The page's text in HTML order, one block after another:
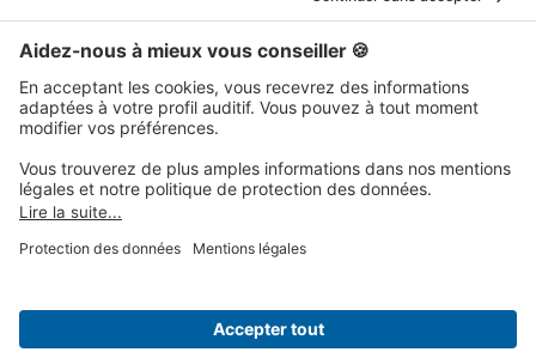
Choisir un article
Vu sur :
Mentions légales
Confidentialité